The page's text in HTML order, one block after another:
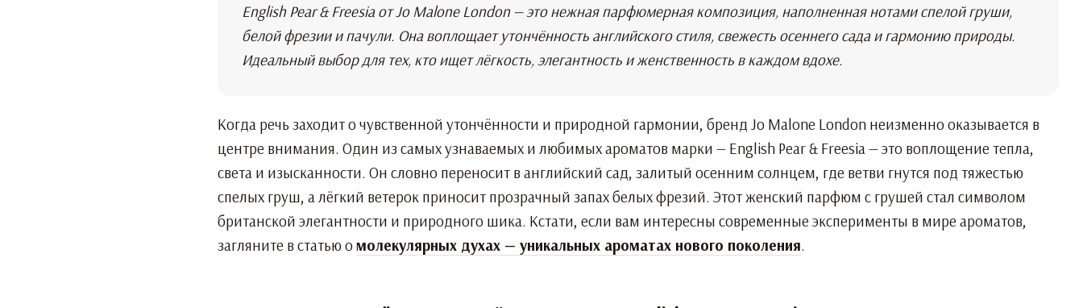
English Pear & Freesia от Jo Malone London — это нежная парфюмерная композиция, наполненная нотами спелой груши,
белой фрезии и пачули. Она воплощает утончённость английского стиля, свежесть осеннего сада и гармонию природы.
Идеальный выбор для тех, кто ищет лёгкость, элегантность и женственность в каждом вдохе.
Когда речь заходит о чувственной утончённости и природной гармонии, бренд Jo Malone London неизменно оказывается в
центре внимания. Один из самых узнаваемых и любимых ароматов марки — English Pear & Freesia — это воплощение тепла,
света и изысканности. Он словно переносит в английский сад, залитый осенним солнцем, где ветви гнутся под тяжестью
спелых груш, а лёгкий ветерок приносит прозрачный запах белых фрезий. Этот женский парфюм с грушей стал символом
британской элегантности и природного шика. Кстати, если вам интересны современные эксперименты в мире ароматов,
загляните в статью омолекулярных духах — уникальных ароматах нового поколения.